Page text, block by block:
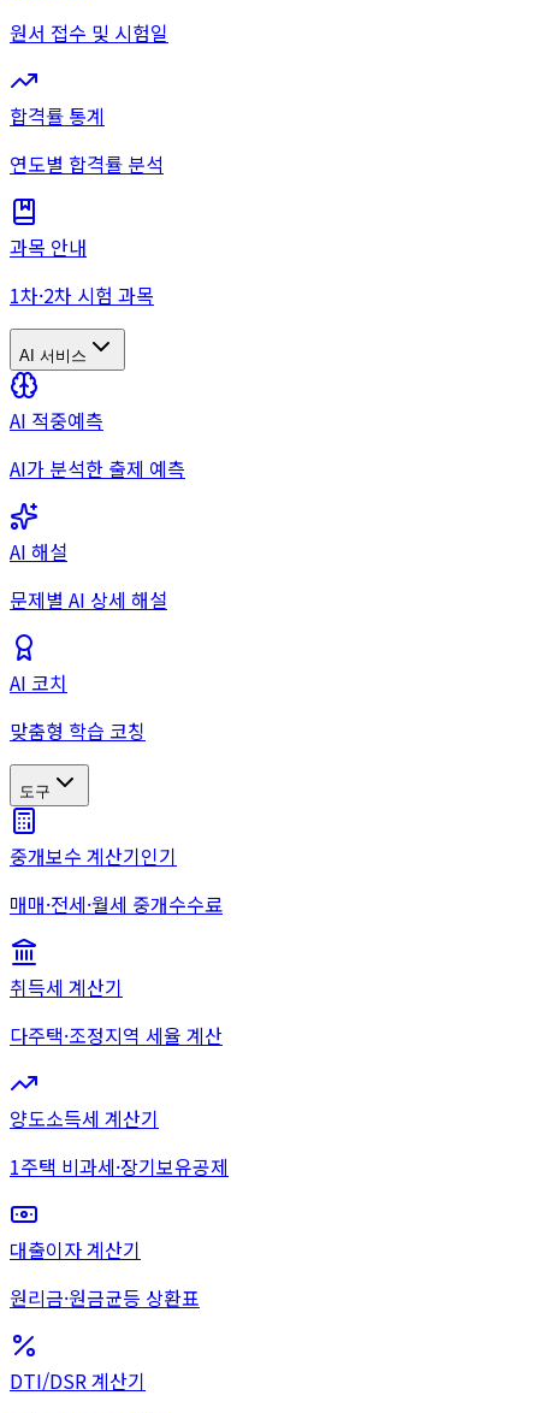
원서 접수 및 시험일
합격률 통계
연도별 합격률 분석
과목 안내
1차·2차 시험 과목
AI 서비스
AI 적중예측
AI가 분석한 출제 예측
AI 해설
문제별 AI 상세 해설
AI 코치
맞춤형 학습 코칭
도구
중개보수 계산기인기
매매·전세·월세 중개수수료
취득세 계산기
다주택·조정지역 세율 계산
양도소득세 계산기
1주택 비과세·장기보유공제
대출이자 계산기
원리금·원금균등 상환표
DTI/DSR 계산기